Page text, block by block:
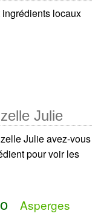
locaux
Julie
Julie avez-vous
pour voir les
Asperges